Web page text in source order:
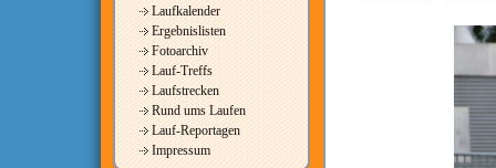
Laufkalender
Ergebnislisten
Fotoarchiv
Lauf-Treffs
Laufstrecken
Rund ums Laufen
Lauf-Reportagen
Impressum